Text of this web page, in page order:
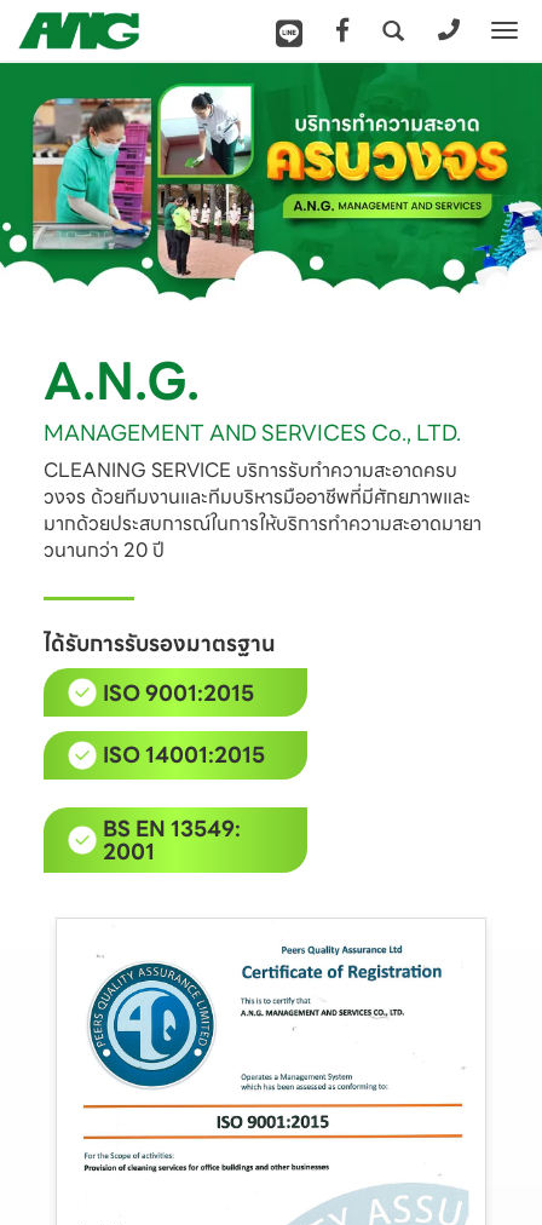
A.N.G.
MANAGEMENT AND SERVICES Co., LTD.
CLEANING SERVICE บริการรับทำความสะอาดครบ
วงจร ด้วยทีมงานและทีมบริหารมืออาชีพที่มีศักยภาพและ
มากด้วยประสบการณ์ในการให้บริการทำความสะอาดมายา
วนานกว่า 20 ปี
ได้รับการรับรองมาตรฐาน
ISO 9001:2015
ISO 14001:2015
BS EN 13549:
2001